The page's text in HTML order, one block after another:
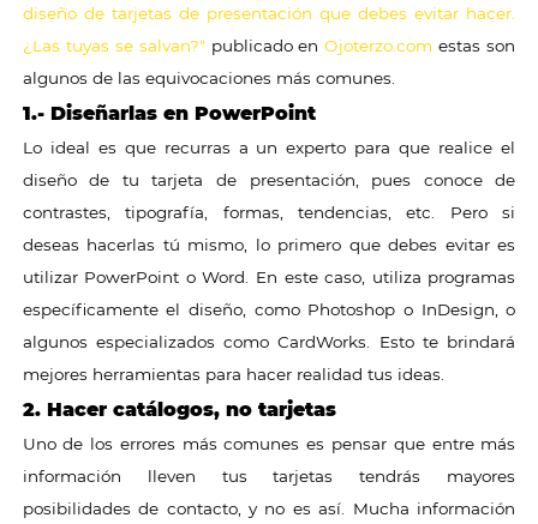
diseño de tarjetas de presentación que debes evitar hacer.
¿Las tuyas se salvan?" publicado enOjoterzo.com estas son
algunos de las equivocaciones más comunes.
1.- Diseñarlas en PowerPoint
Lo ideal es que recurras a un experto para que realice el
diseño de tu tarjeta de presentación, pues conoce de
contrastes, tipografía, formas, tendencias, etc. Pero si
deseas hacerlas tú mismo, lo primero que debes evitar es
utilizar PowerPoint o Word. En este caso, utiliza programas
específicamente el diseño, como Photoshop o InDesign, o
algunos especializados como CardWorks. Esto te brindará
mejores herramientas para hacer realidad tus ideas.
2. Hacer catálogos, no tarjetas
Uno de los errores más comunes es pensar que entre más
información lleven tus tarjetas tendrás mayores
posibilidades de contacto, y no es así. Mucha información